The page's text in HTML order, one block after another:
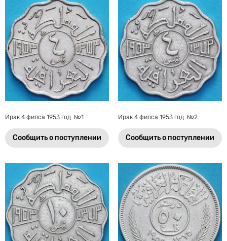
Ирак 4 филса 1953 год. №1
Сообщить о поступлении
Ирак 4 филса 1953 год. №2
Сообщить о поступлении